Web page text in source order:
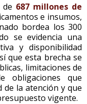
687 millones de
e insumos,
bordea los 300
se evidencia una
y disponibilidad
que esta brecha se
limitaciones de
obligaciones que
de la atención y que
vigente.